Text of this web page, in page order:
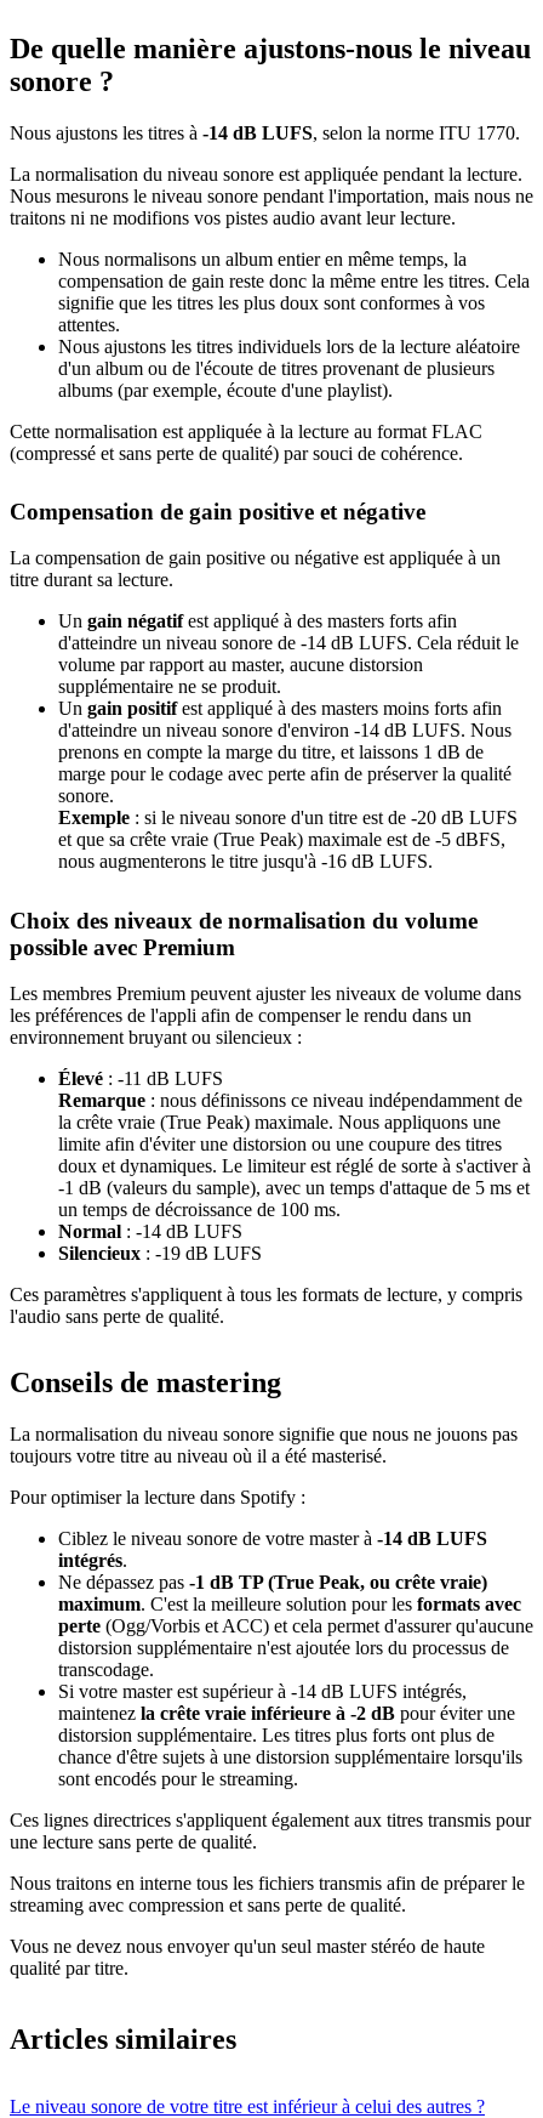
De quelle manière ajustons-nous le niveau
sonore ?
Nous ajustons les titres à -14 dB LUFS, selon la norme ITU 1770.
La normalisation du niveau sonore est appliquée pendant la lecture.
Nous mesurons le niveau sonore pendant l'importation, mais nous ne
traitons ni ne modifions vos pistes audio avant leur lecture.
Nous normalisons un album entier en même temps, la
compensation de gain reste donc la même entre les titres. Cela
signifie que les titres les plus doux sont conformes à vos
attentes.
Nous ajustons les titres individuels lors de la lecture aléatoire
d'un album ou de l'écoute de titres provenant de plusieurs
albums (par exemple, écoute d'une playlist).
Cette normalisation est appliquée à la lecture au format FLAC
(compressé et sans perte de qualité) par souci de cohérence.
Compensation de gain positive et négative
La compensation de gain positive ou négative est appliquée à un
titre durant sa lecture.
Un gain négatifest appliqué à des masters forts afin
d'atteindre un niveau sonore de -14 dB LUFS. Cela réduit le
volume par rapport au master, aucune distorsion
supplémentaire ne se produit.
Un gain positifest appliqué à des masters moins forts afin
d'atteindre un niveau sonore d'environ -14 dB LUFS. Nous
prenons en compte la marge du titre, et laissons 1 dB de
marge pour le codage avec perte afin de préserver la qualité
sonore.
Exemple : si le niveau sonore d'un titre est de -20 dB LUFS
et que sa crête vraie (True Peak) maximale est de -5 dBFS,
nous augmenterons le titre jusqu'à -16 dB LUFS.
Choix des niveaux de normalisation du volume
possible avec Premium
Les membres Premium peuvent ajuster les niveaux de volume dans
les préférences de l'appli afin de compenser le rendu dans un
environnement bruyant ou silencieux :
Élevé : -11 dB LUFS
Remarque : nous définissons ce niveau indépendamment de
la crête vraie (True Peak) maximale. Nous appliquons une
limite afin d'éviter une distorsion ou une coupure des titres
doux et dynamiques. Le limiteur est réglé de sorte à s'activer à
-1 dB (valeurs du sample), avec un temps d'attaque de 5 ms et
un temps de décroissance de 100 ms.
Normal : -14 dB LUFS
Silencieux : -19 dB LUFS
Ces paramètres s'appliquent à tous les formats de lecture, y compris
l'audio sans perte de qualité.
Conseils de mastering
La normalisation du niveau sonore signifie que nous ne jouons pas
toujours votre titre au niveau où il a été masterisé.
Pour optimiser la lecture dans Spotify :
Ciblez le niveau sonore de votre master à -14 dB LUFS
intégrés.
Ne dépassez pas -1 dB TP (True Peak, ou crête vraie)
maximum. C'est la meilleure solution pour les formats avec
perte (Ogg/Vorbis et ACC) et cela permet d'assurer qu'aucune
distorsion supplémentaire n'est ajoutée lors du processus de
transcodage.
Si votre master est supérieur à -14 dB LUFS intégrés,
maintenez la crête vraie inférieure à -2 dB pour éviter une
distorsion supplémentaire. Les titres plus forts ont plus de
chance d'être sujets à une distorsion supplémentaire lorsqu'ils
sont encodés pour le streaming.
Ces lignes directrices s'appliquent également aux titres transmis pour
une lecture sans perte de qualité.
Nous traitons en interne tous les fichiers transmis afin de préparer le
streaming avec compression et sans perte de qualité.
Vous ne devez nous envoyer qu'un seul master stéréo de haute
qualité par titre.
Articles similaires
Le niveau sonore de votre titre est inférieur à celui des autres ?